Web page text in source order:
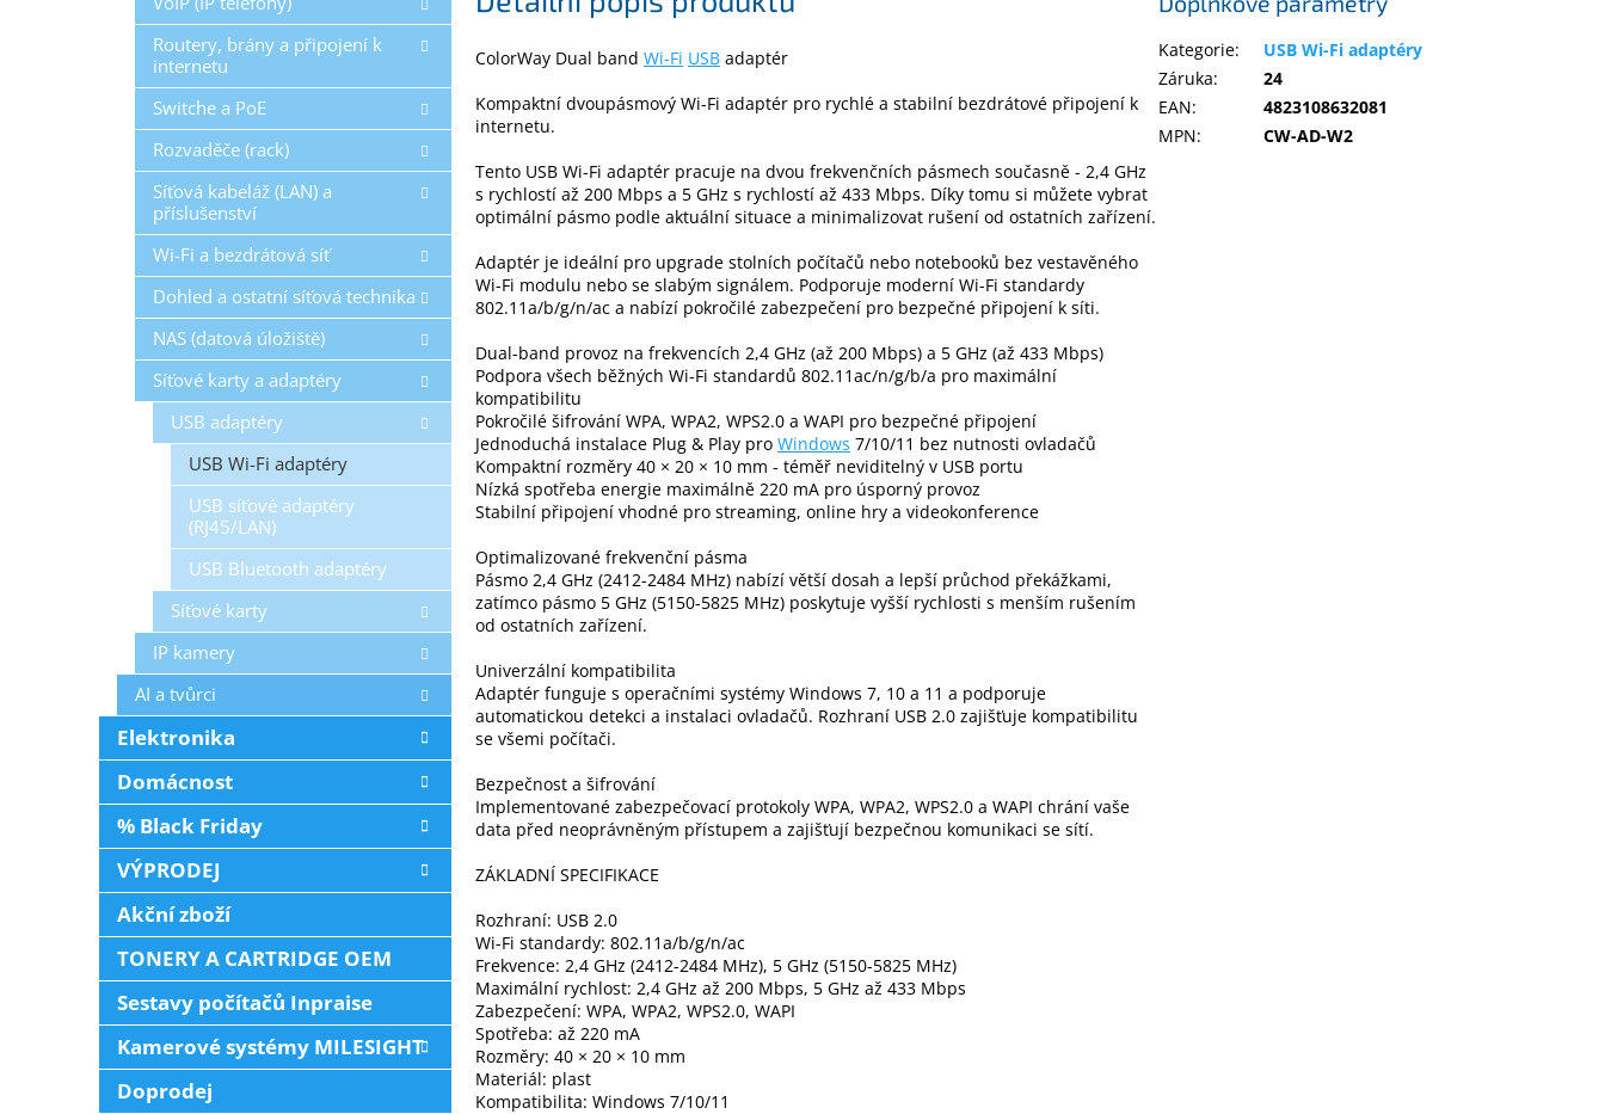
Routery, brány a připojení k
internetu
Switche a PoE
Rozvaděče (rack)
Síťová kabeláž (LAN) a
příslušenství
Wi-Fi a bezdrátová síť
Dohled a ostatní síťová technika
NAS (datová úložiště)
Síťové karty a adaptéry
USB adaptéry
USB Wi-Fi adaptéry
USB síťové adaptéry
(RJ45/LAN)
USB Bluetooth adaptéry
Síťové karty
IP kamery
AI a tvůrci
Elektronika
Domácnost
% Black Friday
VÝPRODEJ
Akční zboží
TONERY A CARTRIDGE OEM
Sestavy počítačů Inpraise
Kamerové systémy MILESIGHT
Doprodej
ColorWay Dual band Wi-Fi USB adaptér
Kompaktní dvoupásmový Wi-Fi adaptér pro rychlé a stabilní bezdrátové připojení k
internetu.
Tento USB Wi-Fi adaptér pracuje na dvou frekvenčních pásmech současně - 2,4 GHz
s rychlostí až 200 Mbps a 5 GHz s rychlostí až 433 Mbps. Díky tomu si můžete vybrat
optimální pásmo podle aktuální situace a minimalizovat rušení od ostatních zařízení.
Adaptér je ideální pro upgrade stolních počítačů nebo notebooků bez vestavěného
Wi-Fi modulu nebo se slabým signálem. Podporuje moderní Wi-Fi standardy
802.11a/b/g/n/ac a nabízí pokročilé zabezpečení pro bezpečné připojení k síti.
Dual-band provoz na frekvencích 2,4 GHz (až 200 Mbps) a 5 GHz (až 433 Mbps)
Podpora všech běžných Wi-Fi standardů 802.11ac/n/g/b/a pro maximální
kompatibilitu
Pokročilé šifrování WPA, WPA2, WPS2.0 a WAPI pro bezpečné připojení
Jednoduchá instalace Plug & Play pro Windows 7/10/11 bez nutnosti ovladačů
Kompaktní rozměry 40 × 20 × 10 mm - téměř neviditelný v USB portu
Nízká spotřeba energie maximálně 220 mA pro úsporný provoz
Stabilní připojení vhodné pro streaming, online hry a videokonference
Optimalizované frekvenční pásma
Pásmo 2,4 GHz (2412-2484 MHz) nabízí větší dosah a lepší průchod překážkami,
zatímco pásmo 5 GHz (5150-5825 MHz) poskytuje vyšší rychlosti s menším rušením
od ostatních zařízení.
Univerzální kompatibilita
Adaptér funguje s operačními systémy Windows 7, 10 a 11 a podporuje
automatickou detekci a instalaci ovladačů. Rozhraní USB 2.0 zajišťuje kompatibilitu
se všemi počítači.
Bezpečnost a šifrování
Implementované zabezpečovací protokoly WPA, WPA2, WPS2.0 a WAPI chrání vaše
data před neoprávněným přístupem a zajišťují bezpečnou komunikaci se sítí.
ZÁKLADNÍ SPECIFIKACE
Rozhraní: USB 2.0
Wi-Fi standardy: 802.11a/b/g/n/ac
Frekvence: 2,4 GHz (2412-2484 MHz), 5 GHz (5150-5825 MHz)
Maximální rychlost: 2,4 GHz až 200 Mbps, 5 GHz až 433 Mbps
Zabezpečení: WPA, WPA2, WPS2.0, WAPI
Spotřeba: až 220 mA
Rozměry: 40 × 20 × 10 mm
Materiál: plast
Kompatibilita: Windows 7/10/11
Kategorie:
USB Wi-Fi adaptéry
Záruka:
24
EAN:
4823108632081
MPN: CW-AD-W2